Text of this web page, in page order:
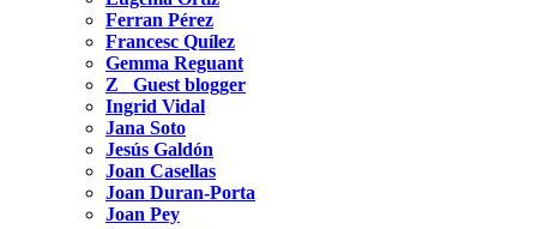
Ferran Pérez
Francesc Quílez
Gemma Reguant
Z_ Guest blogger
Ingrid Vidal
Jana Soto
Jesús Galdón
Joan Casellas
Joan Duran-Porta
Joan Pey